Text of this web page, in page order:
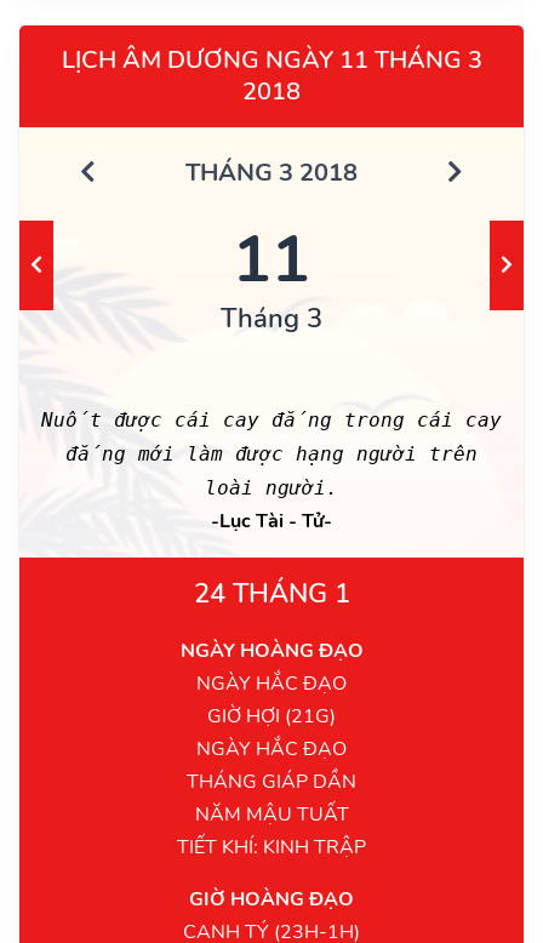
LỊCH ÂM DƯƠNG NGÀY 11 THÁNG 3
2018
THÁNG 3 2018
11
Tháng 3
Nuốt được cái cay đắng trong cái cay
đắng mới làm được hạng người trên
loài người.
-Lục Tài - Tử-
24 THÁNG 1
NGÀY HOÀNG ĐẠO
NGÀY HẮC ĐẠO
GIỜ HỢI (21G)
NGÀY HẮC ĐẠO
THÁNG GIÁP DẦN
NĂM MẬU TUẤT
TIẾT KHÍ: KINH TRẬP
GIỜ HOÀNG ĐẠO
CANH TÝ (23H-1H)